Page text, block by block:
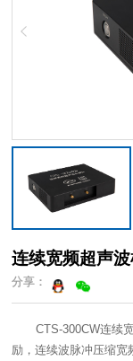
连续宽频超声
分享：